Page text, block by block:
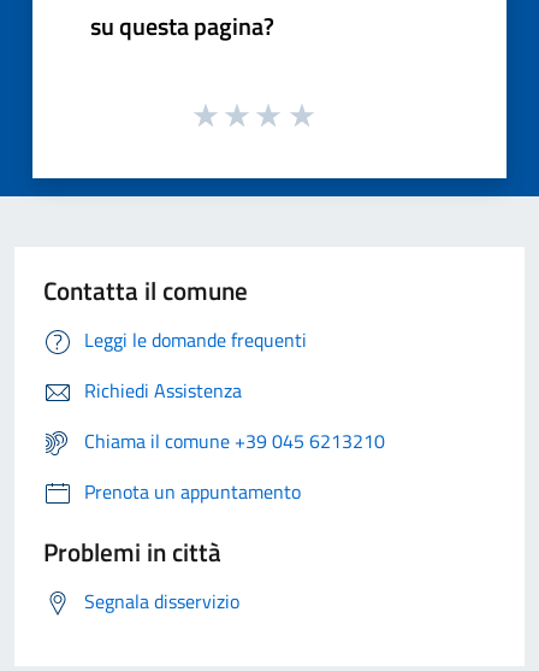
su questa pagina?
Contatta il comune
Leggi le domande frequenti
Richiedi Assistenza
Chiama il comune +39 045 6213210
Prenota un appuntamento
Problemi in città
Segnala disservizio